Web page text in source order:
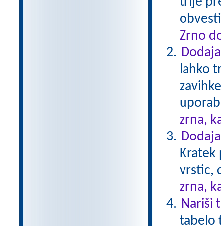
Zrno
lahko
zrna,
Kratek
vrstic,
zrna,
Nariši
tabelo